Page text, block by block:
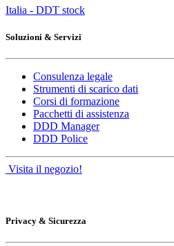
Italia - DDT stock
Soluzioni & Servizi
Consulenza legale
Strumenti di scarico dati
Corsi di formazione
Pacchetti di assistenza
DDD Manager
DDD Police
Visita il negozio!
Privacy & Sicurezza